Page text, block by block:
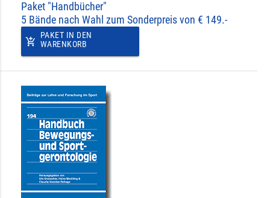
Paket "Handbücher"
5 Bände nach Wahl zum Sonderpreis von € 149.-
add_shopping_cart
PAKET IN DEN
WARENKORB